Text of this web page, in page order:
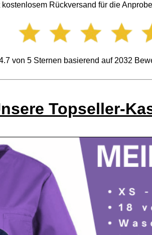
kostenlosem Rückversand für die
von 5Sternen basierend auf 2032
Topseller-